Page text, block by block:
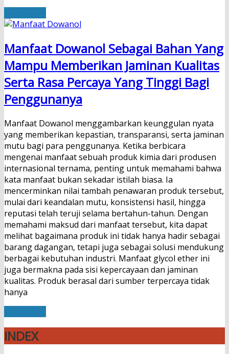
Manfaat Dowanol Sebagai Bahan Yang
Mampu Memberikan Jaminan Kualitas
Serta Rasa Percaya Yang Tinggi Bagi
Penggunanya
Manfaat Dowanol menggambarkan keunggulan nyata
yang memberikan kepastian, transparansi, serta jaminan
mutu bagi para penggunanya. Ketika berbicara
mengenai manfaat sebuah produk kimia dari produsen
internasional ternama, penting untuk memahami bahwa
kata manfaat bukan sekadar istilah biasa. Ia
mencerminkan nilai tambah penawaran produk tersebut,
mulai dari keandalan mutu, konsistensi hasil, hingga
reputasi telah teruji selama bertahun-tahun. Dengan
memahami maksud dari manfaat tersebut, kita dapat
melihat bagaimana produk ini tidak hanya hadir sebagai
barang dagangan, tetapi juga sebagai solusi mendukung
berbagai kebutuhan industri. Manfaat glycol ether ini
juga bermakna pada sisi kepercayaan dan jaminan
kualitas. Produk berasal dari sumber terpercaya tidak
hanya
INDEX